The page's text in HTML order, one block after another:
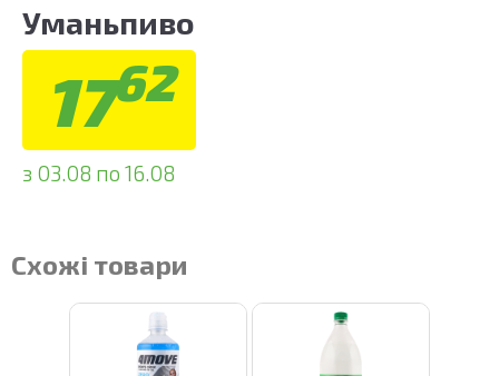
Уманьпиво
1762
з 03.08 по 16.08
Схожі товари